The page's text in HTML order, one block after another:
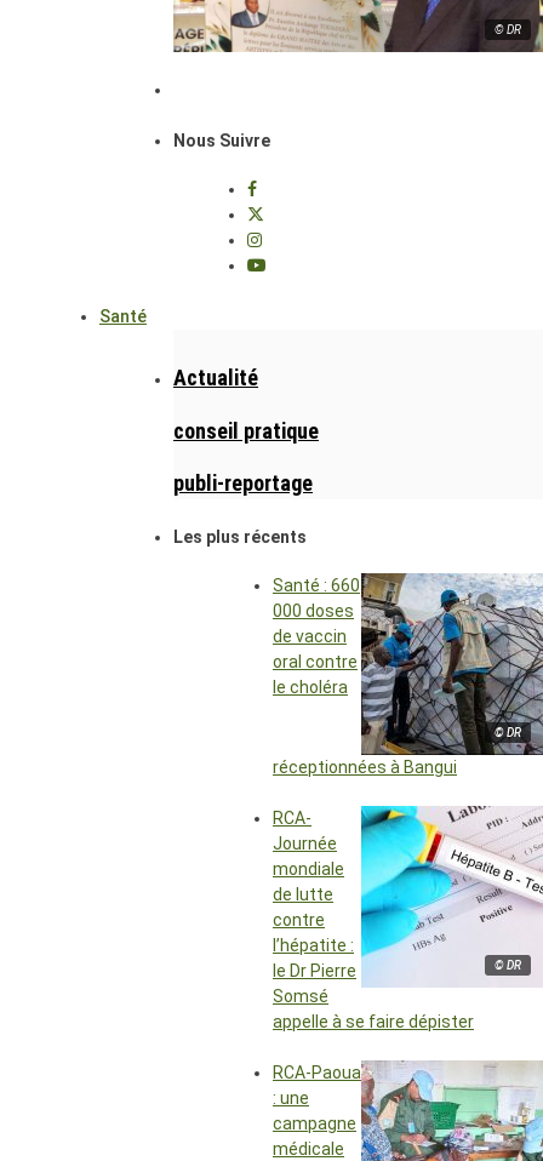
© DR
Nous Suivre
Santé
Actualité
conseil pratique
publi-reportage
Les plus récents
© DR
Santé : 660
000 doses
de vaccin
oral contre
le choléra
réceptionnées à Bangui
© DR
RCA-
Journée
mondiale
de lutte
contre
l’hépatite :
le Dr Pierre
Somsé
appelle à se faire dépister
RCA-Paoua
: une
campagne
médicale